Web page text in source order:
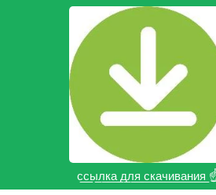
с̲с̲ы̲л̲к̲а̲ ̲д̲л̲я̲ ̲с̲к̲а̲ч̲и̲в̲а̲н̲и̲я̲